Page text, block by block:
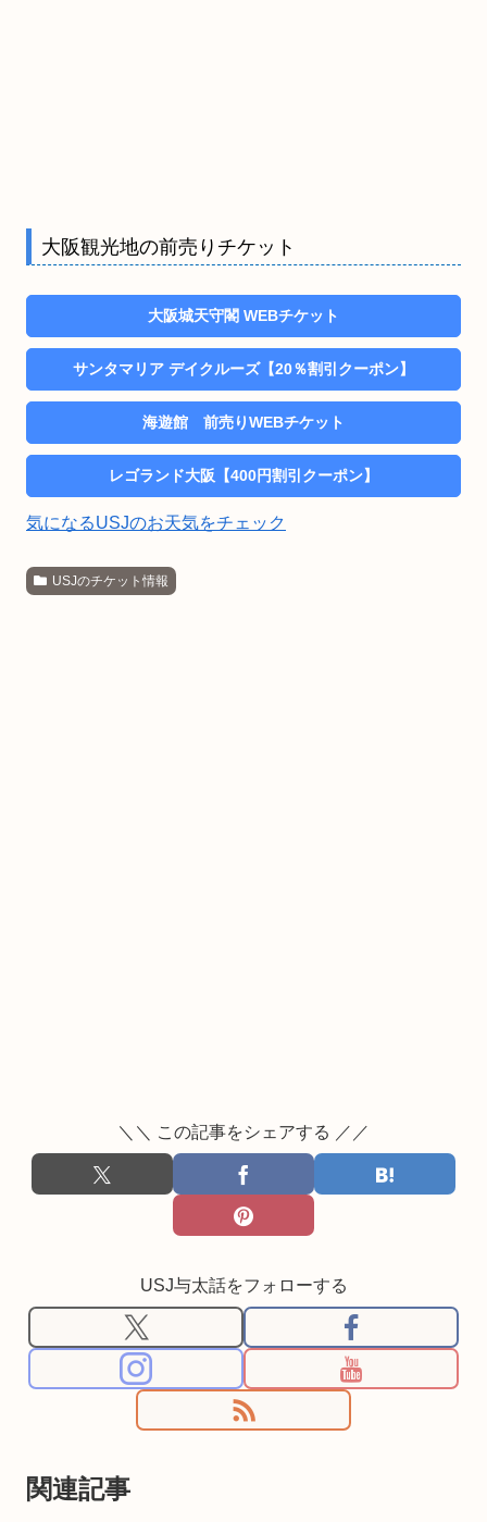
大阪観光地の前売りチケット
大阪城天守閣 WEBチケット
サンタマリア デイクルーズ【20％割引クーポン】
海遊館 前売りWEBチケット
レゴランド大阪【400円割引クーポン】
気になるUSJのお天気をチェック
USJのチケット情報
＼＼ この記事をシェアする ／／
USJ与太話をフォローする
関連記事